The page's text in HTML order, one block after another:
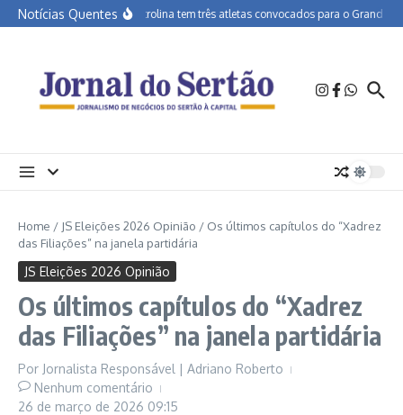
Ir para o conteúdo
Notícias QuentesAPA Petrolina tem três atletas convocados para o Grand Prix
Home / JS Eleições 2026 Opinião / Os últimos capítulos do “Xadrez
das Filiações” na janela partidária
JS Eleições 2026 Opinião
Os últimos capítulos do “Xadrez
das Filiações” na janela partidária
Por Jornalista Responsável | Adriano Roberto
Nenhum comentário
26 de março de 2026 09:15